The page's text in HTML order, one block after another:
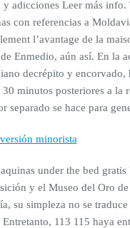
adicciones Leer más
con referencias a
l’avantage de la
Enmedio, aún así. En la
decrépito y
minutos posteriores a
se hace para
minorista
under the bed
y el Museo del Oro
su simpleza no se
113 115 haya